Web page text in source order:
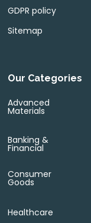
GDPR policy
Sitemap
Our Categories
Advanced
Materials
Banking &
Financial
Consumer
Goods
Healthcare